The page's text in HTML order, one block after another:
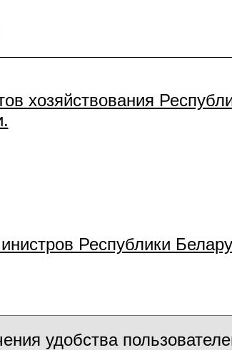
хозяйствования
Республики
удобства